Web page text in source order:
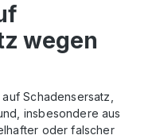
wegen
Schadensersatz,
insbesondere aus
oder falscher